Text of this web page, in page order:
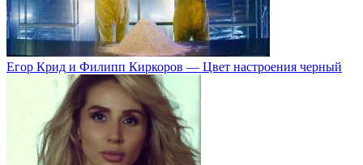
Егор Крид и Филипп Киркоров — Цвет настроения черный